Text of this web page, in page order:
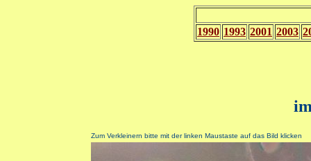
1990 1993 2001 2003
Zum Verkleinern bitte mit der linken Maustaste auf das Bild klicken